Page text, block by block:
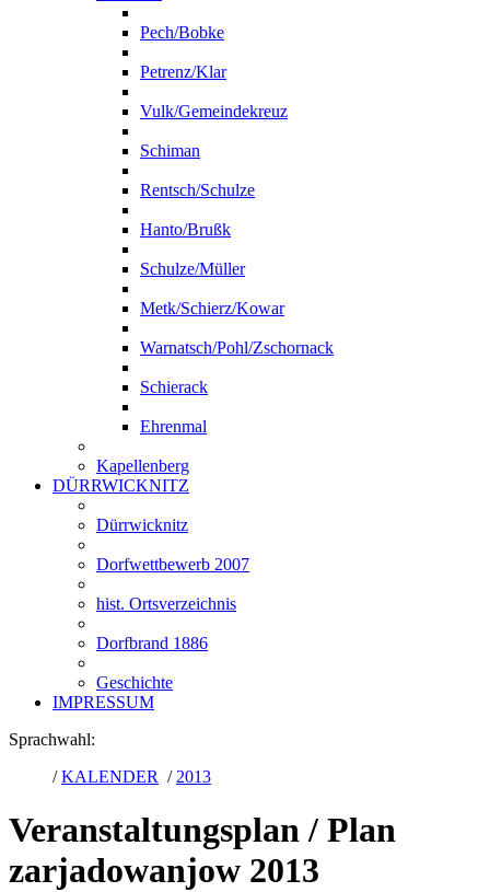
Pech/Bobke
Petrenz/Klar
Vulk/Gemeindekreuz
Schiman
Rentsch/Schulze
Hanto/Brußk
Schulze/Müller
Metk/Schierz/Kowar
Warnatsch/Pohl/Zschornack
Schierack
Ehrenmal
Kapellenberg
DÜRRWICKNITZ
Dürrwicknitz
Dorfwettbewerb 2007
hist. Ortsverzeichnis
Dorfbrand 1886
Geschichte
IMPRESSUM
Sprachwahl:
/KALENDER / 2013
Veranstaltungsplan / Plan
zarjadowanjow 2013